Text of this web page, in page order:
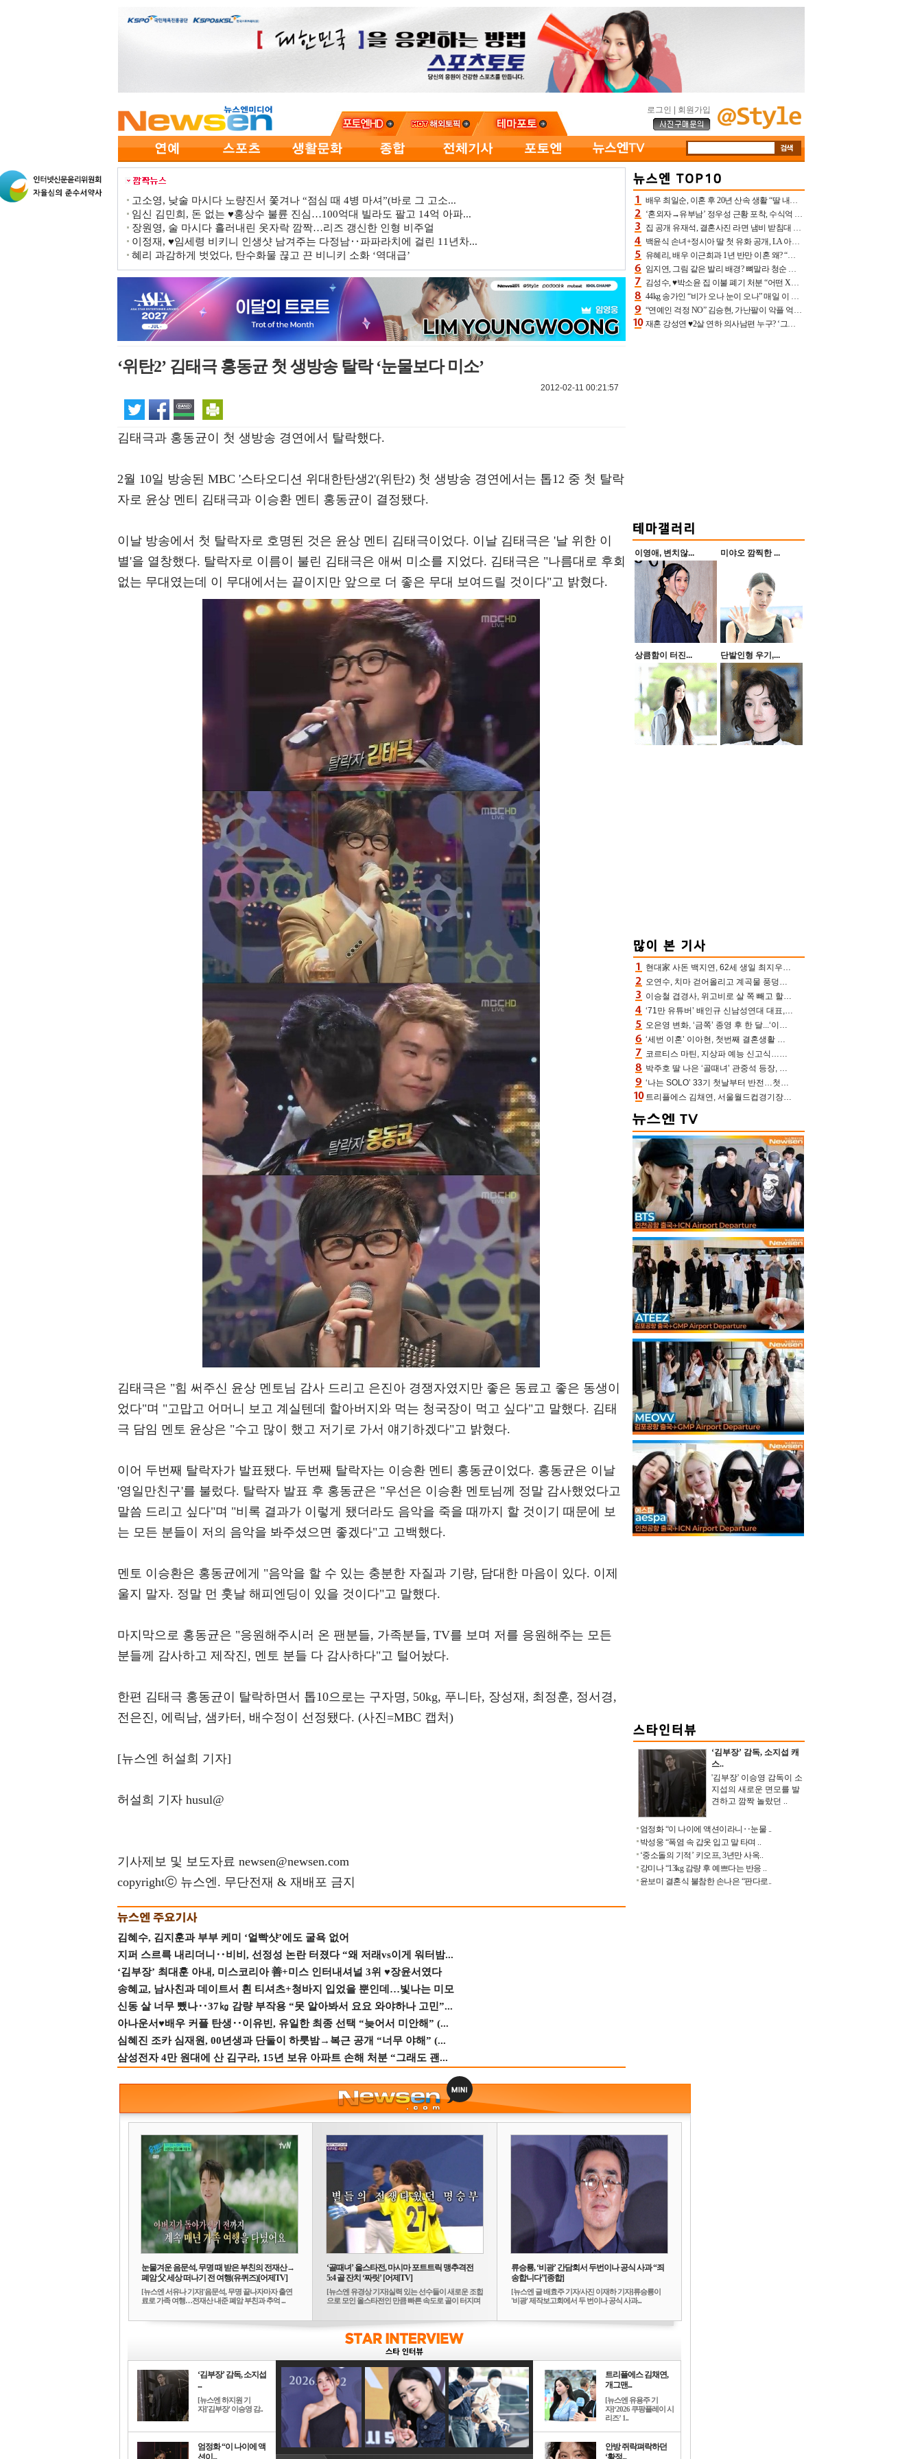
로그인 회원가입
고소영, 낮술 마시다 노량진서 쫓겨나 “점심 때 4병 마셔”(바로 그 고소...
임신 김민희, 돈 없는 ♥홍상수 불륜 진심…100억대 빌라도 팔고 14억 아파...
장원영, 술 마시다 흘러내린 옷자락 깜짝…리즈 갱신한 인형 비주얼
이정재, ♥임세령 비키니 인생샷 남겨주는 다정남‥파파라치에 걸린 11년차...
혜리 과감하게 벗었다, 탄수화물 끊고 끈 비니키 소화 ‘역대급’
‘위탄2’ 김태극 홍동균 첫 생방송 탈락 ‘눈물보다 미소’
2012-02-11 00:21:57
김태극과 홍동균이 첫 생방송 경연에서 탈락했다.
2월 10일 방송된 MBC '스타오디션 위대한탄생2'(위탄2) 첫 생방송 경연에서는 톱12 중 첫 탈락
자로 윤상 멘티 김태극과 이승환 멘티 홍동균이 결정됐다.
이날 방송에서 첫 탈락자로 호명된 것은 윤상 멘티 김태극이었다. 이날 김태극은 '날 위한 이
별'을 열창했다. 탈락자로 이름이 불린 김태극은 애써 미소를 지었다. 김태극은 "나름대로 후회
없는 무대였는데 이 무대에서는 끝이지만 앞으로 더 좋은 무대 보여드릴 것이다"고 밝혔다.
김태극은 "힘 써주신 윤상 멘토님 감사 드리고 은진아 경쟁자였지만 좋은 동료고 좋은 동생이
었다"며 "고맙고 어머니 보고 계실텐데 할아버지와 먹는 청국장이 먹고 싶다"고 말했다. 김태
극 담임 멘토 윤상은 "수고 많이 했고 저기로 가서 얘기하겠다"고 밝혔다.
이어 두번째 탈락자가 발표됐다. 두번째 탈락자는 이승환 멘티 홍동균이었다. 홍동균은 이날
'영일만친구'를 불렀다. 탈락자 발표 후 홍동균은 "우선은 이승환 멘토님께 정말 감사했었다고
말씀 드리고 싶다"며 "비록 결과가 이렇게 됐더라도 음악을 죽을 때까지 할 것이기 때문에 보
는 모든 분들이 저의 음악을 봐주셨으면 좋겠다"고 고백했다.
멘토 이승환은 홍동균에게 "음악을 할 수 있는 충분한 자질과 기량, 담대한 마음이 있다. 이제
울지 말자. 정말 먼 훗날 해피엔딩이 있을 것이다"고 말했다.
마지막으로 홍동균은 "응원해주시러 온 팬분들, 가족분들, TV를 보며 저를 응원해주는 모든
분들께 감사하고 제작진, 멘토 분들 다 감사하다"고 털어놨다.
한편 김태극 홍동균이 탈락하면서 톱10으로는 구자명, 50kg, 푸니타, 장성재, 최정훈, 정서경,
전은진, 에릭남, 샘카터, 배수정이 선정됐다. (사진=MBC 캡처)
[뉴스엔 허설희 기자]
허설희 기자 husul@
기사제보 및 보도자료 newsen@newsen.com
copyrightⓒ 뉴스엔. 무단전재 & 재배포 금지
김혜수, 김지훈과 부부 케미 ‘얼빡샷’에도 굴욕 없어
지퍼 스르륵 내리더니‥비비, 선정성 논란 터졌다 “왜 저래vs이게 워터밤...
‘김부장’ 최대훈 아내, 미스코리아 善+미스 인터내셔널 3위 ♥장윤서였다
송혜교, 남사친과 데이트서 흰 티셔츠+청바지 입었을 뿐인데…빛나는 미모
신동 살 너무 뺐나‥37㎏ 감량 부작용 “못 알아봐서 요요 와야하나 고민”...
아나운서♥배우 커플 탄생‥이유빈, 유일한 최종 선택 “늦어서 미안해” (...
심혜진 조카 심재원, 00년생과 단둘이 하룻밤→복근 공개 “너무 야해” (...
삼성전자 4만 원대에 산 김구라, 15년 보유 아파트 손해 처분 “그래도 괜...
배우 최일순, 이혼 후 20년 산속 생활 “딸 내가 버렸다고 원망‥맘 아파”(특종)[어제TV]
‘혼외자→유부남’ 정우성 근황 포착, 수식억 해킹 피해 후배 만났다 “존경하는”
집 공개 유재석, 결혼사진 라면 냄비 받침대 되고 분노‥가족사진도 피해(놀뭐)[어제TV]
백윤식 손녀+정시아 딸 첫 유화 공개, LA 아트쇼→서울국제조각페스타 작가다운 수준급 실력
유혜리, 배우 이근희과 1년 반만 이혼 왜? “식칼 꽂고 의자 던져” 충격 폭로(특종)[어제TV]
임지연, 그림 같은 발리 배경? 뼈말라 청순 비키니 핏에 상대 안 되네
김성수, ♥박소윤 집 이불 폐기 처분 “어떤 X이랑 썼을지 몰라” 질투(신랑수업2)[어제TV]
44kg 송가인 “비가 오나 눈이 오나” 매일 이 운동, 허벅지 근육량 상승+체지방 감소
“연예인 걱정 NO” 김승현, 가난팔이 악플 억울할만‥아내+딸과 日 여행
재혼 강성연 ♥2살 연하 의사남편 누구? ‘그알’ 자문의에 훈남 비주얼 초엘리트 스펙 [종합]
이영애, 변치않... 미야오 깜찍한 ...
상큼함이 터진... 단발인형 우기,...
현대家 사돈 백지연, 62세 생일 최지우와 “올해도 함께” 이영애 신애라도 축하
오연수, 치마 걷어올리고 계곡물 풍덩‥무더위 잊은 제주 휴가
이승철 겹경사, 위고비로 살 쪽 빼고 할아버지 된다‥마음으로 낳은 딸 임신 자랑(유퀴즈)
‘71만 유튜버’ 배인규 신남성연대 대표, 오늘(5일) 숨진 채 발견…향년 36세
오은영 변화, ‘금쪽’ 종영 후 한 달...‘이것’ 끊고 살 뺀 모습 포착 “날씬하다!”
‘세번 이혼’ 이아현, 첫번째 결혼생활 떠올리며 눈물 “첫 남편에 미안해”(새롭게하소서)
코르티스 마틴, 지상파 예능 신고식…저작권 지분 분배 방식까지 공개(라스)
박주호 딸 나은 ‘골때녀’ 관중석 등장, 김민재 복제인간 보고 혼란 [결정적장면]
‘나는 SOLO’ 33기 첫날부터 반전…첫인상 0표 영호, 호감남 급부상
트리플에스 김채연, 서울월드컵경기장에 뜬 맨시티 여신 [포토엔HD]
‘김부장’ 감독, 소지섭 캐
스..
'김부장' 이승영 감독이 소
지섭의 새로운 면모를 발
견하고 깜짝 놀랐던 ..
엄정화 “이 나이에 액션이라니‥눈물 ..
박성웅 “폭염 속 갑옷 입고 말 타며 ..
‘중소돌의 기적’ 키오프, 3년만 사옥..
강미나 “13kg 감량 후 예쁘다는 반응 ..
윤보미 결혼식 불참한 손나은 “판다로..
눈물겨운 음문석, 무명 때 받은 부친의 전재산→
폐암 父 세상 떠나기 전 여행(유퀴즈)[어제TV]
[뉴스엔 서유나 기자]'음문석, 무명 끝나자마자 출연
료로 가족 여행…전재산 내준 폐암 부친과 추억 ...
‘골때녀’ 올스타전, 마시마 포트트릭 맹추격전
5:4 골 잔치 ‘짜릿’ [어제TV]
[뉴스엔 유경상 기자]실력 있는 선수들이 새로운 조합
으로 모인 올스타전인 만큼 빠른 속도로 골이 터지며
류승룡, ‘비광’ 간담회서 두번이나 공식 사과 “죄
송합니다”[종합]
[뉴스엔 글 배효주 기자/사진 이재하 기자]류승룡이
'비광' 제작보고회에서 두 번이나 공식 사과...
‘김부장’ 감독, 소지섭
...
[뉴스엔 하지원 기
자]'김부장' 이승영 감..
엄정화 “이 나이에 액
션이...
트리플에스 김채연,
개그맨...
[뉴스엔 유용주 기
자]‘2026 쿠팡플레이 시
리즈’ 1..
안방 쥐락펴락하던
‘황정...